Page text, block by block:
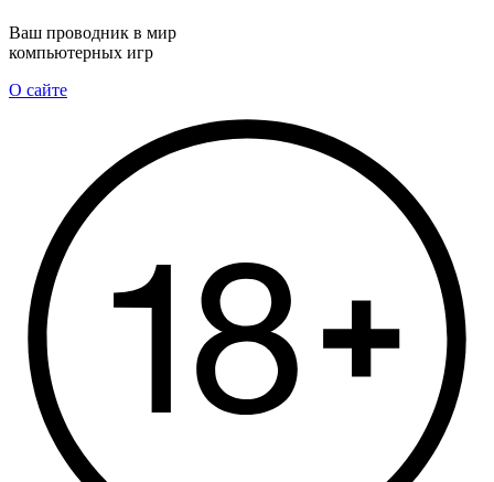
Ваш проводник в мир
компьютерных игр
О сайте